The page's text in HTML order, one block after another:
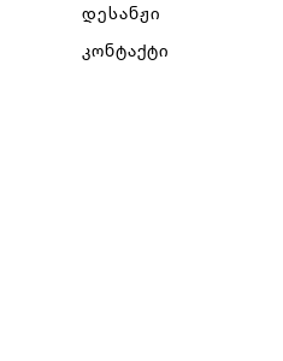
დესანჟი
კონტაქტი